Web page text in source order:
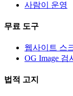
사람이 운영
무료 도구
웹사이트 스
OG Image 검
법적 고지